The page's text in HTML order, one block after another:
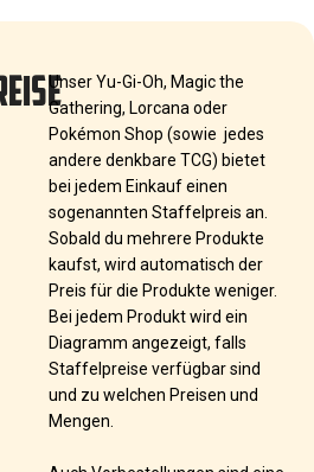
Unser Yu-Gi-Oh, Magic the
Gathering, Lorcana oder
Pokémon Shop (sowie jedes
andere denkbare TCG) bietet
bei jedem Einkauf einen
sogenannten Staffelpreis an.
Sobald du mehrere Produkte
kaufst, wird automatisch der
Preis für die Produkte weniger.
Bei jedem Produkt wird ein
Diagramm angezeigt, falls
Staffelpreise verfügbar sind
und zu welchen Preisen und
Mengen.